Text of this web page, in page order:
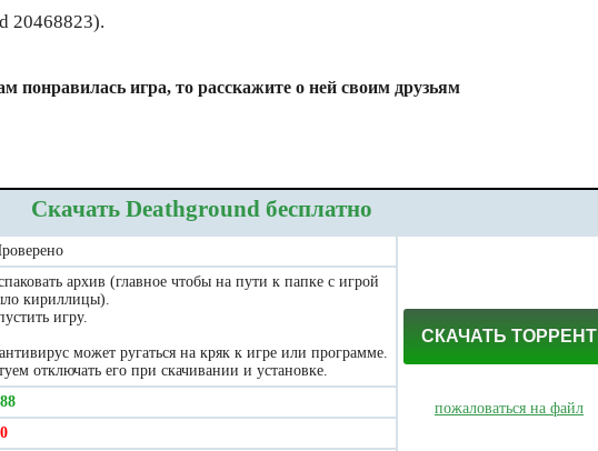
20468823).
понравилась игра, то расскажите о ней своим друзьям
Скачать Deathground бесплатно
СКАЧАТЬ ТОРРЕНТ
пожаловаться на файл
архив (главное чтобы на пути к папке с игрой
кириллицы).
игру.
может ругаться на кряк к игре или программе.
отключать его при скачивании и установке.